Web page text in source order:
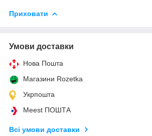
Приховати
Умови доставки
Нова Пошта
Магазини Rozetka
Укрпошта
Meest ПОШТА
Всі умови доставки